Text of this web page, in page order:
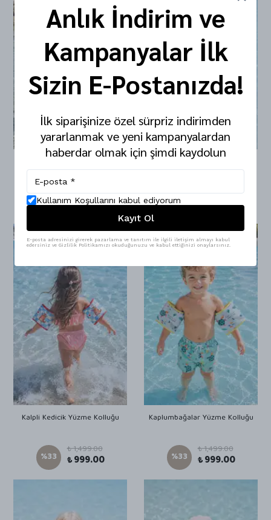
%33
₺ 1,499.00
₺ 999.00
Patenli Patiler Yüzme Kolluğu
%33
₺ 1,499.00
₺ 999.00
Kalpli Kedicik Yüzme Kolluğu
%33
₺ 1,499.00
₺ 999.00
Kaplumbağalar Yüzme Kolluğu
%33
₺ 1,499.00
₺ 999.00
Anlık İndirim ve
Kampanyalar İlk
Sizin E-Postanızda!
İlk siparişinize özel sürpriz indirimden
yararlanmak ve yeni kampanyalardan
haberdar olmak için şimdi kaydolun
Kullanım Koşullarını kabul ediyorum
Kayıt Ol
E-posta adresinizi girerek pazarlama ve tanıtım ile ilgili iletişim almayı kabul
edersiniz ve Gizlilik Politikamızı okuduğunuzu ve kabul ettiğinizi onaylarsınız.